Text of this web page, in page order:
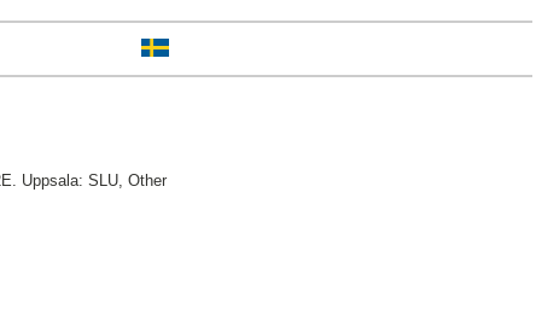
Uppsala: SLU, Other